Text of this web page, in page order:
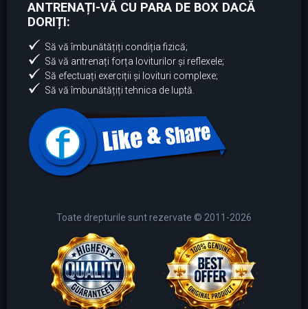
ANTRENAȚI-VĂ CU PARA DE BOX DACĂ
DORIȚI:
Să vă îmbunătățiți condiția fizică;
Să vă antrenați forța loviturilor și reflexele;
Să efectuați exerciții și lovituri complexe;
Să vă îmbunătățiți tehnica de luptă.
Toate drepturile sunt rezervate © 2011-2026